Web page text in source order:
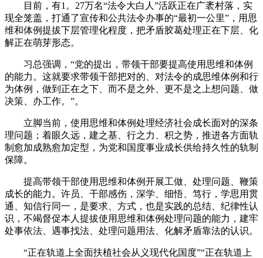
目前，有1。27万名“法令大白人”活跃正在广袤村落，实
现全笼盖，打通了宣传和公共法令办事的“最初一公里”，用思
维和体例提拔下层管理化程度，把矛盾胶葛处理正在下层、化
解正在萌芽形态。
习总强调，“党的提出，带领干部要提高使用思维和体例
的能力。这就要求带领干部把对的、对法令的成思维体例和行
为体例，做到正在之下、而不是之外、更不是之上想问题、做
决策、办工作。”。
立脚当前，使用思维和体例处理经济社会成长面对的深条
理问题；着眼久远，建之基、行之力、积之势，推进各方面轨
制愈加成熟愈加定型，为党和国度事业成长供给持久性的轨制
保障。
提高带领干部使用思维和体例开展工做、处理问题、鞭策
成长的能力。许员、干部感伤，深学、细悟、笃行，学思用贯
通、知信行同一，是要求、方式，也是实践的总结、纪律性认
识，不竭督促本人提拔使用思维和体例处理问题的能力，建牢
处事依法、遇事找法、处理问题用法、化解矛盾靠法的认识。
“正在轨道上全面扶植社会从义现代化国度”“正在轨道上